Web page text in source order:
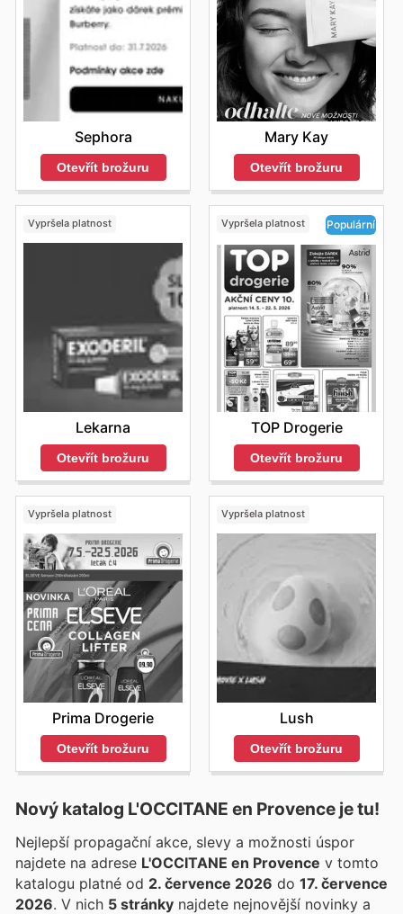
Sephora
Otevřít brožuru
Mary Kay
Otevřít brožuru
Vypršela platnost
Lekarna
Otevřít brožuru
Vypršela platnost Populární
TOP Drogerie
Otevřít brožuru
Vypršela platnost
Prima Drogerie
Otevřít brožuru
Vypršela platnost
Lush
Otevřít brožuru
Nový katalog L'OCCITANE en Provence je tu!
Nejlepší propagační akce, slevy a možnosti úspor
najdete na adrese L'OCCITANE en Provence v tomto
katalogu platné od 2. července 2026 do 17. července
2026 . V nich 5 stránky najdete nejnovější novinky a